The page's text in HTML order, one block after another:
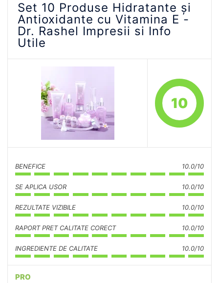
Set 10 Produse Hidratante și
Antioxidante cu Vitamina E -
Dr. Rashel Impresii si Info
Utile
10
BENEFICE 10.0/10
SE APLICA USOR 10.0/10
REZULTATE VIZIBILE 10.0/10
RAPORT PRET CALITATE CORECT 10.0/10
INGREDIENTE DE CALITATE 10.0/10
PRO